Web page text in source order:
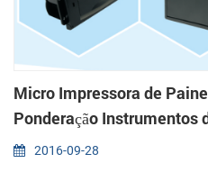
Micro Impressora de
Ponderação Instrumentos
2016-09-28